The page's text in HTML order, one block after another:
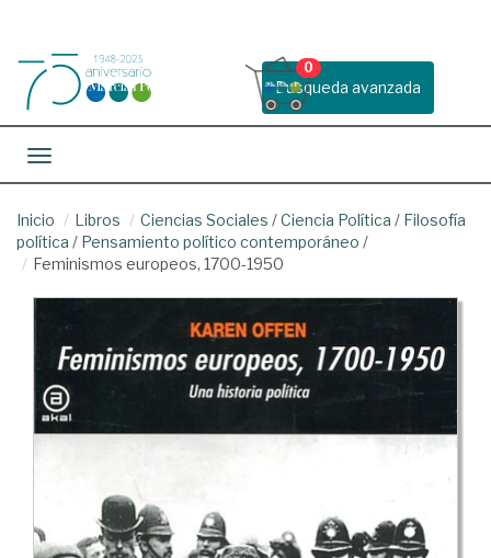
Busqueda avanzada
0
Toggle navigation
Inicio Libros Ciencias Sociales /Ciencia Política / Filosofía
política / Pensamiento político contemporáneo /
Feminismos europeos, 1700-1950